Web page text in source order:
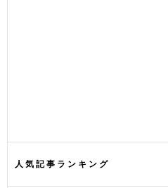
人気記事ランキング